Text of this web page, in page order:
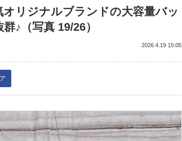
オリジナルブランドの大容量バッ
♪（写真 19/26）
2026.4.19 15:05